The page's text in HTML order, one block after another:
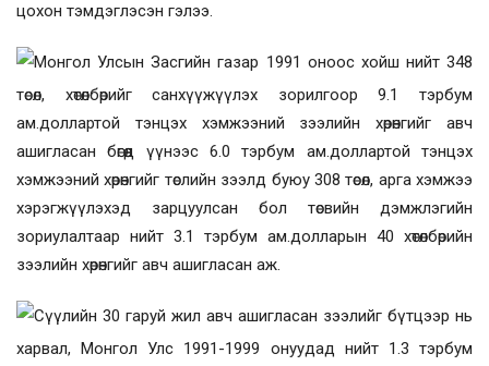
цохон тэмдэглэсэн гэлээ.
Монгол Улсын Засгийн газар 1991 оноос хойш нийт 348
төсөл, хөтөлбөрийг санхүүжүүлэх зорилгоор 9.1 тэрбум
ам.доллартой тэнцэх хэмжээний зээлийн хөрөнгийг авч
ашигласан бөгөөд үүнээс 6.0 тэрбум ам.доллартой тэнцэх
хэмжээний хөрөнгийг төслийн зээлд буюу 308 төсөл, арга хэмжээ
хэрэгжүүлэхэд зарцуулсан бол төсвийн дэмжлэгийн
зориулалтаар нийт 3.1 тэрбум ам.долларын 40 хөтөлбөрийн
зээлийн хөрөнгийг авч ашигласан аж.
Сүүлийн 30 гаруй жил авч ашигласан зээлийг бүтцээр нь
харвал,Монгол Улс 1991-1999 онуудад нийт 1.3 тэрбум